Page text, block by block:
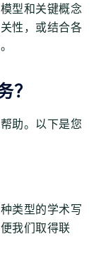
型和关键概念
性，或结合各
？
助。以下是您
类型的学术写
我们取得联